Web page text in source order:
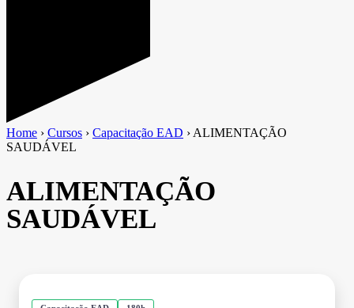
Home › Cursos › Capacitação EAD › ALIMENTAÇÃO
SAUDÁVEL
ALIMENTAÇÃO
SAUDÁVEL